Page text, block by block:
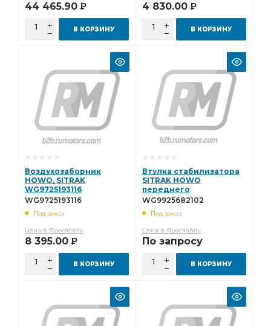
44 465.90 Р
В КОРЗИНУ
4 830.00 Р
В КОРЗИНУ
Воздухозаборник
HOWO, SITRAK
WG9725193116
WG9725193116
Под заказ
Цена в Ярославль
8 395.00 Р
В КОРЗИНУ
Втулка стабилизатора
SITRAK HOWO
переднего
WG9925682102
WG9925682102
Под заказ
Цена в Ярославль
По запросу
В КОРЗИНУ